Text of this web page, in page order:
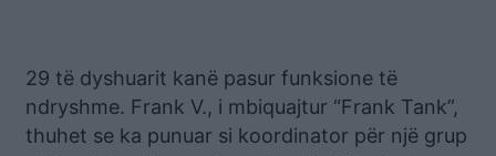
29 të dyshuarit kanë pasur funksione të
ndryshme. Frank V., i mbiquajtur “Frank Tank”,
thuhet se ka punuar si koordinator për një grup